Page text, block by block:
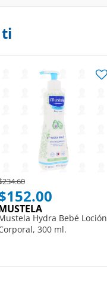
reduced from
to
Hydra Bebé Loción
300 ml.